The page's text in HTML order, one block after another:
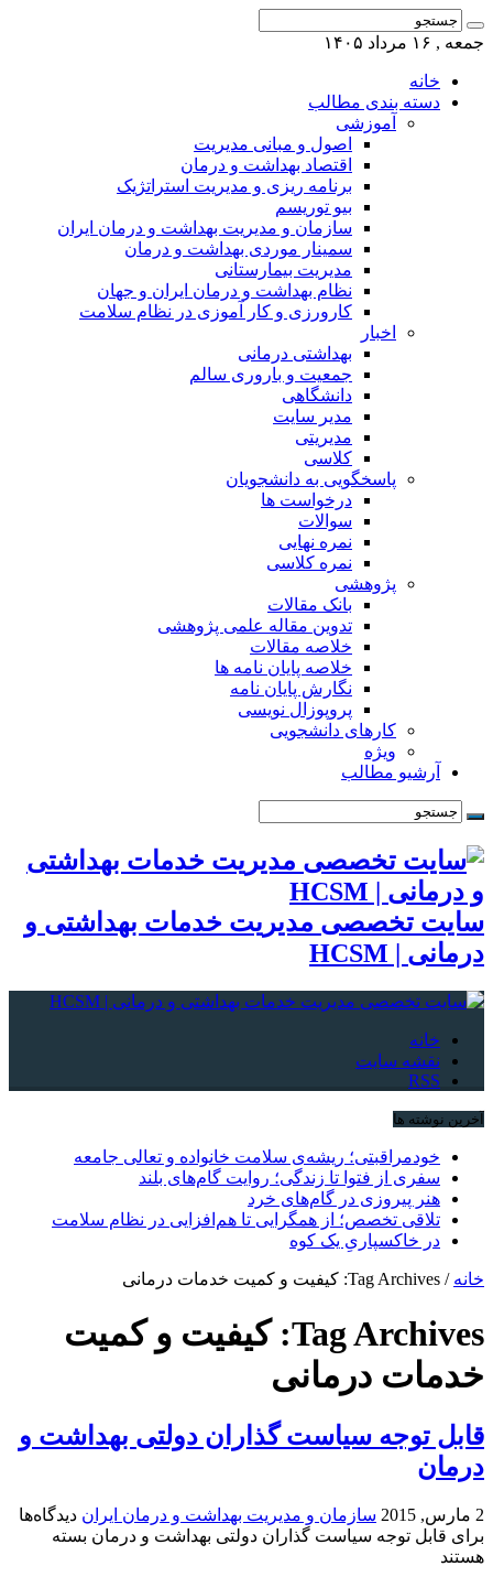
جمعه , ۱۶ مرداد ۱۴۰۵
خانه
دسته بندی مطالب
آموزشی
اصول و مبانی مدیریت
اقتصاد بهداشت و درمان
برنامه ریزی و مدیریت استراتژیک
بیو توریسم
سازمان و مدیریت بهداشت و درمان ایران
سمینار موردی بهداشت و درمان
مدیریت بیمارستانی
نظام بهداشت و درمان ایران و جهان
کارورزی و کار آموزی در نظام سلامت
اخبار
بهداشتی درمانی
جمعیت و باروری سالم
دانشگاهی
مدیر سایت
مدیریتی
کلاسی
پاسخگویی به دانشجویان
درخواست ها
سوالات
نمره نهایی
نمره کلاسی
پژوهشی
بانک مقالات
تدوین مقاله علمی پژوهشی
خلاصه مقالات
خلاصه پایان نامه ها
نگارش پایان نامه
پروپوزال نویسی
کارهای دانشجویی
ویژه
آرشیو مطالب
سایت تخصصی مدیریت خدمات بهداشتی و
درمانی | HCSM
خانه
نقشه سایت
RSS
آخرین نوشته ها
خودمراقبتی؛ ریشه‌ی سلامت خانواده و تعالی جامعه
سفری از فتوا تا زندگی؛ روایت گام‌های بلند
هنر پیروزی در گام‌های خرد
تلاقی تخصص؛ از همگرایی تا هم‌افزایی در نظام سلامت
در خاکسپاریِ یک کوه
خانه / Tag Archives: کیفیت و کمیت خدمات درمانی
Tag Archives: کیفیت و کمیت
خدمات درمانی
قابل توجه سیاست گذاران دولتی بهداشت و
درمان
2 مارس, 2015 سازمان و مدیریت بهداشت و درمان ایران دیدگاه‌ها
برای قابل توجه سیاست گذاران دولتی بهداشت و درمان بسته
هستند